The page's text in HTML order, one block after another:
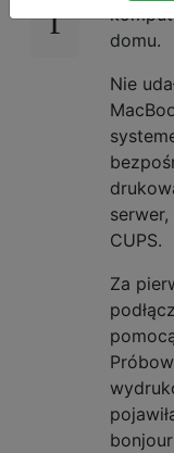
domu.
Nie
CUPS.
Za